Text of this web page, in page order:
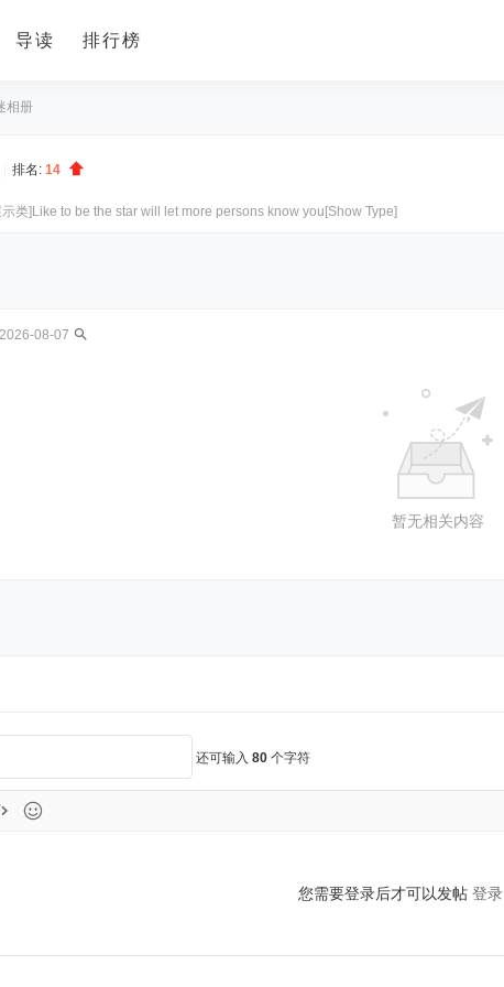
导读 排行榜
相册
排名: 14
类]Like to be the star will let more persons know you[Show Type]
2026-08-07
暂无相关内容
还可输入 80 个字符
您需要登录后才可以发帖 登录